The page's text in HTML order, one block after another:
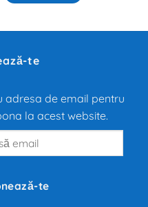
te
adresa de email pentru
la acest website.
te